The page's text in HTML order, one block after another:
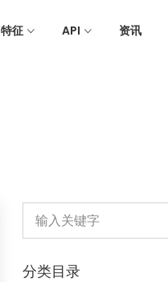
特征 API 资讯
分类目录